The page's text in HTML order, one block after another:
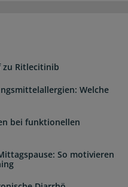
zu Ritlecitinib
Welche
bei funktionellen
So motivieren